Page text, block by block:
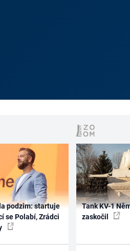
podzim: startuje
se Polabí, Zrádci
Tank KV-1
zaskočil